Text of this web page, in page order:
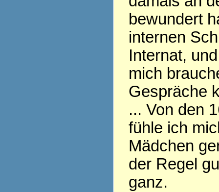
bewundert
internen
Internat,
mich
Gespräche
... Von den
fühle ich
Mädchen
der Regel
ganz.